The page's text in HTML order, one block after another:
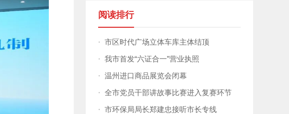
阅读排行
· 市区时代广场立体车库主体结顶
· 我市首发“六证合一”营业执照
· 温州进口商品展览会闭幕
· 全市党员干部讲故事比赛进入复赛环节
· 市环保局局长郑建忠接听市长专线